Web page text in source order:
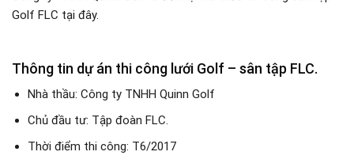
Golf FLC tại đây.
Thông tin dự án thi công lưới Golf – sân tập FLC.
Nhà thầu: Công ty TNHH Quinn Golf
Chủ đầu tư: Tập đoàn FLC.
Thời điểm thi công: T6/2017